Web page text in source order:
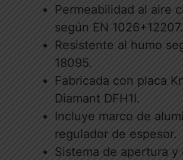
Permeabilidad al aire
según EN 1026+12207.
Resistente al humo
18095.
Fabricada con placa
Diamant DFH1I.
Incluye marco de
regulador de espesor.
Sistema de apertura y